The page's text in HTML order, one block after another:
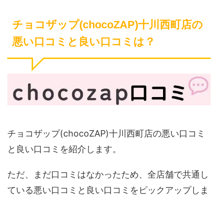
チョコザップ(chocoZAP)十川西町店の
悪い口コミと良い口コミは？
チョコザップ(chocoZAP)十川西町店の悪い口コミ
と良い口コミを紹介します。
ただ、まだ口コミはなかったため、全店舗で共通し
ている悪い口コミと良い口コミをピックアップしま